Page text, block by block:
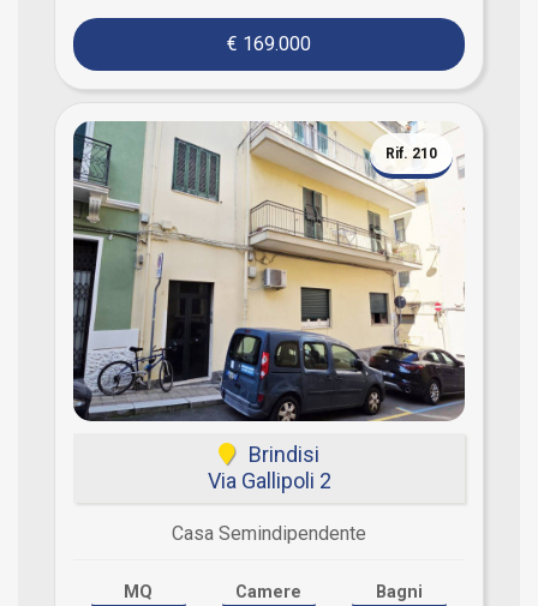
€ 169.000
Rif. 210
Brindisi
Via Gallipoli 2
Casa Semindipendente
MQ Camere Bagni